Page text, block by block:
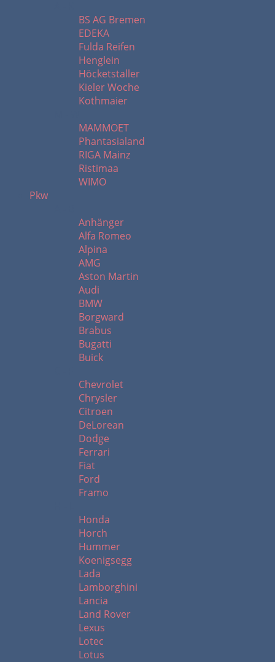
BS AG Bremen
EDEKA
Fulda Reifen
Henglein
Höcketstaller
Kieler Woche
Kothmaier
MAMMOET
Phantasialand
RIGA Mainz
Ristimaa
WIMO
Pkw
Anhänger
Alfa Romeo
Alpina
AMG
Aston Martin
Audi
BMW
Borgward
Brabus
Bugatti
Buick
Chevrolet
Chrysler
Citroen
DeLorean
Dodge
Ferrari
Fiat
Ford
Framo
Honda
Horch
Hummer
Koenigsegg
Lada
Lamborghini
Lancia
Land Rover
Lexus
Lotec
Lotus